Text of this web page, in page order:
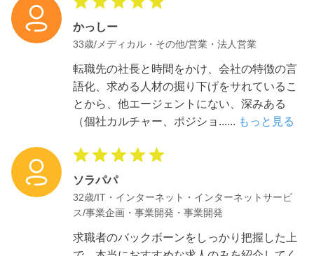
かっしー
33歳/メディカル・その他/営業・法人営業
転職先の社長と時間をかけ、会社の特徴の言
語化、求める人材の掘り下げをサれているこ
とから、他エージェントにない、深みある
（個社カルチャー、ポジショ ...... もっと見る
ソラパパ
32歳/IT・インターネット・インターネットサービ
ス/事業企画・事業開発・事業開発
求職者のバックボーンをしっかり把握した上